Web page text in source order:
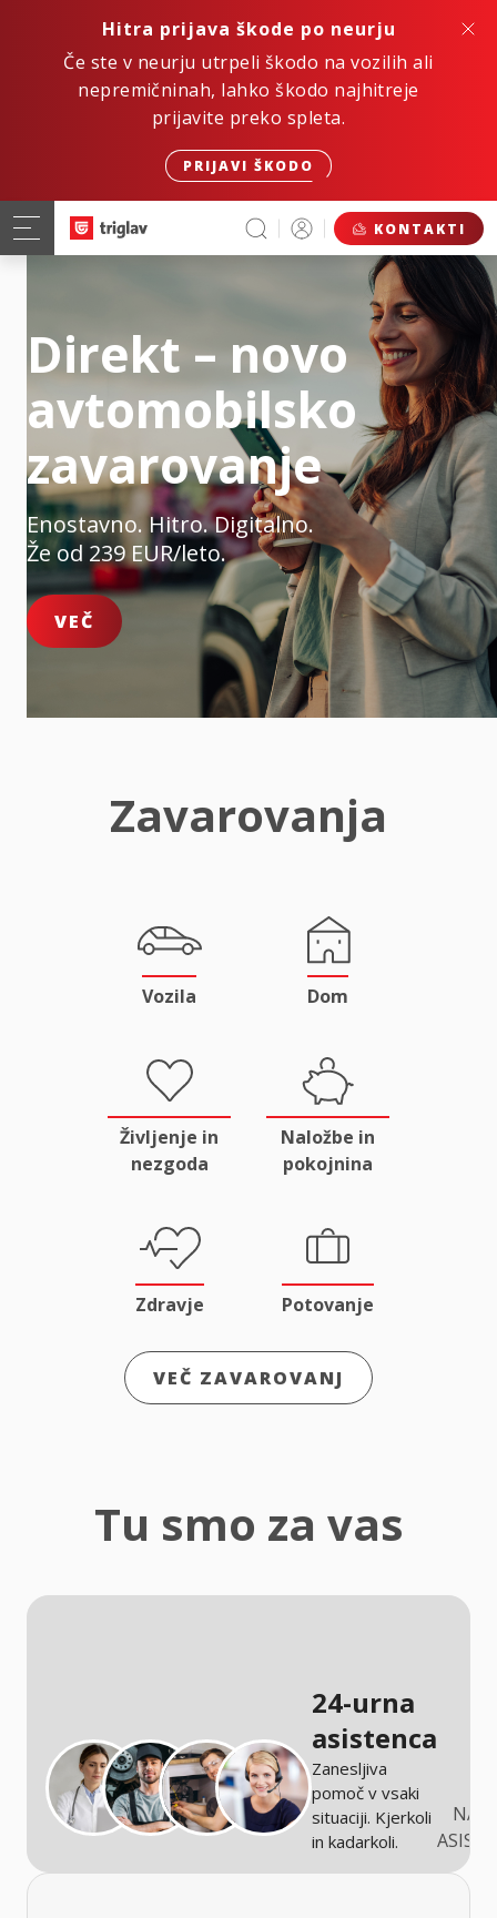
Hitra prijava škode po neurju
Če ste v neurju utrpeli škodo na vozilih ali
nepremičninah, lahko škodo najhitreje
prijavite preko spleta.
PRIJAVI ŠKODO
KONTAKTI
Direkt – novo
avtomobilsko
zavarovanje
Enostavno. Hitro. Digitalno.
Že od 239 EUR/leto.
VEČ
Zavarovanja
Vozila Dom
Življenje in
nezgoda
Naložbe in
pokojnina
Zdravje Potovanje
VEČ ZAVAROVANJ
Tu smo za vas
24-urna
asistenca
Zanesljiva
pomoč v vsaki
situaciji. Kjerkoli
in kadarkoli.